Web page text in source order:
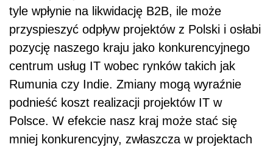
tyle wpłynie na likwidację B2B, ile może
przyspieszyć odpływ projektów z Polski i osłabi
pozycję naszego kraju jako konkurencyjnego
centrum usług IT wobec rynków takich jak
Rumunia czy Indie. Zmiany mogą wyraźnie
podnieść koszt realizacji projektów IT w
Polsce. W efekcie nasz kraj może stać się
mniej konkurencyjny, zwłaszcza w projektach